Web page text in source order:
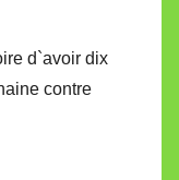
d`avoir dix
contre